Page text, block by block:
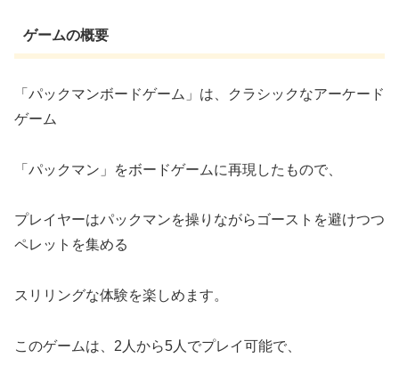
ゲームの概要
「パックマンボードゲーム」は、クラシックなアーケード
ゲーム
「パックマン」をボードゲームに再現したもので、
プレイヤーはパックマンを操りながらゴーストを避けつつ
ペレットを集める
スリリングな体験を楽しめます。
このゲームは、2人から5人でプレイ可能で、